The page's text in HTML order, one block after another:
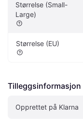
Størrelse (Small-
Large)
Størrelse (EU)
Tilleggsinformasjon
Opprettet på Klarna